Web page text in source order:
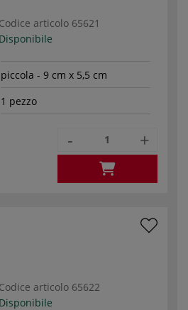
Codice articolo 65621
Disponibile
piccola - 9 cm x 5,5 cm
1 pezzo
- +
Codice articolo 65622
Disponibile